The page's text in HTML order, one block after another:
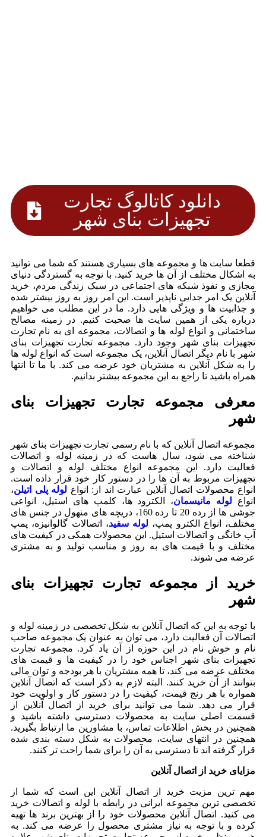
دانلود کاتالوگ تجارت
تجهیزات بنای شهر
قطعا سایت ها و مجموعه های بسیاری هستند که شما می توانید
به اشکال مختلف از آن ها خرید کنید. با توجه به گستردگی دنیای
مجازی و نفوذ شبکه های اجتماعی در سبک زندگی مردم، خرید
آنلاین یک امر جدایی ناپذیر است. این امر روز به روز بیشتر شده
و جذابیت ها و ویژگی هایی دارد. ما در این مطلب می خواهیم
درباره یکی از همین سایت ها صحبت کنیم. در زمینه مصالح
ساختمانی و انواع لوله ها و اتصالات، مجموعه ای به نام تجارت
تجهیزات بنای شهر وجود دارد. مجموعه تجارت تجهیزات بنای
شهر با نام دیگر اتصال آنلاین، یک مجموعه است که انواع لوله ها
را به شکل آنلاین به مشتریان خود عرضه می کند. با ما تا انتها
همراه باشید تا راجع به این مجموعه بیشتر بدانیم.
معرفی مجموعه تجارت تجهیزات بنای
شهر
مجموعه اتصال آنلاین که با نام رسمی تجارت تجهیزات بنای شهر
شناخته می شود، سال هاست که در زمینه لوله و اتصالات
فعالیت دارد. این مجموعه انواع مختلف لوله و اتصالات و
تجهیزات مربوط به آن ها را در دستور کار خود قرار داده است.
انواع محصولات اتصال آنلاین عبارت اند از: انواع لوله پلی اتیلن،
انواع لوله مانیسمان، الکترود ها، کلمپ های استیل، انواعی
جوشی ها از رده 20 تا رده 160، دریچه های منهول در جنس های
مختلف، انواع الکترو پمپ، لوله سفید، اتصالات گالوانیزه، پمپ
آب خانگی و اتصالات استیل. این محصولات همکی در کیفیت های
مختلف و با قیمت های به روز و مناسب تولید و به مشتری
عرضه می شوند.
خرید از مجموعه تجارت تجهیزات بنای
شهر
با توجه به این که اتصال آنلاین به شکل تخصصی در زمینه لوله و
اتصالات آن فعالیت دارد، می توان به عنوان یک مجموعه صاحب
نام و خوش نام در این حوزه از آن یاد کرد. مجموعه تجارت
تجهیزات بنای شهر اجناس خود را در کیفیت ها و قیمت های
مختلف عرضه می کند، تا همه مشتریان با هر بودجه و توان مالی
بتوانند از آن خرید کنند. البته لازم به ذکر است که اتصال آنلاین
همواره با هر رنج قیمت، کیفیت را در دستور کار و اولویت خود
قرار می دهد. شما می توانید برای خرید از اتصال آنلاین از
قسمت اصلی سایت به محصولات دسترسی داشته باشید و
همچنین در بخش اطلاعات تماس، با مشاورین ما ارتباط بگیرید.
همچنین در انتهای سایت، محصولات به شکل دسته بندی شده
قرار گرفته اند تا دسترسی به آن را برای شما راحت تر کنند.
مزایای خرید از اتصال آنلاین
مهم ترین مزیت خرید از اتصال آنلاین این است که شما از
تخصصی ترین مجموعه ایرانی در رابطه با لوله و اتصالات خرید
می کنید. اتصال آنلاین محصولات خود را از بهترین برند ها تهیه
کرده و با توجه به نیاز مشتری محصول را عرضه می کند. به